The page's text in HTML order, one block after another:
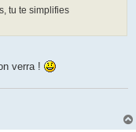
tu te simplifies
verra !